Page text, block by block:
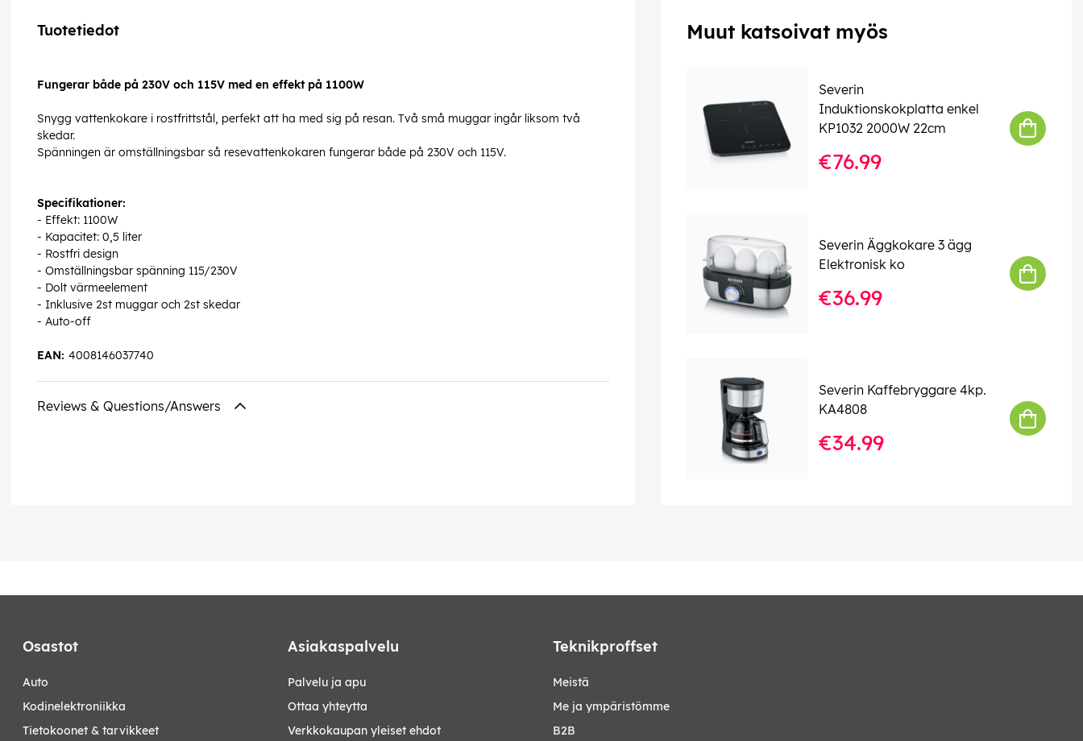
Tuotetiedot
Fungerar både på 230V och 115V med en effekt på 1100W
Snygg vattenkokare i rostfrittstål, perfekt att ha med sig på resan. Två små muggar ingår liksom två
skedar.
Spänningen är omställningsbar så resevattenkokaren fungerar både på 230V och 115V.
Specifikationer:
- Effekt: 1100W
- Kapacitet: 0,5 liter
- Rostfri design
- Omställningsbar spänning 115/230V
- Dolt värmeelement
- Inklusive 2st muggar och 2st skedar
- Auto-off
4008146037740
EAN:
Reviews & Questions/Answers
Muut katsoivat myös
Severin
Induktionskokplatta enkel
KP1032 2000W 22cm
€76.99
Severin Äggkokare 3 ägg
Elektronisk ko
€36.99
Severin Kaffebryggare 4kp.
KA4808
€34.99
Osastot
auto
kodinelektroniikka
tietokoonet & tarvikkeet
Asiakaspalvelu
Palvelu ja apu
Ottaa yhteytta
Verkkokaupan yleiset ehdot
Teknikproffset
Meistä
Me ja ympäristömme
B2B